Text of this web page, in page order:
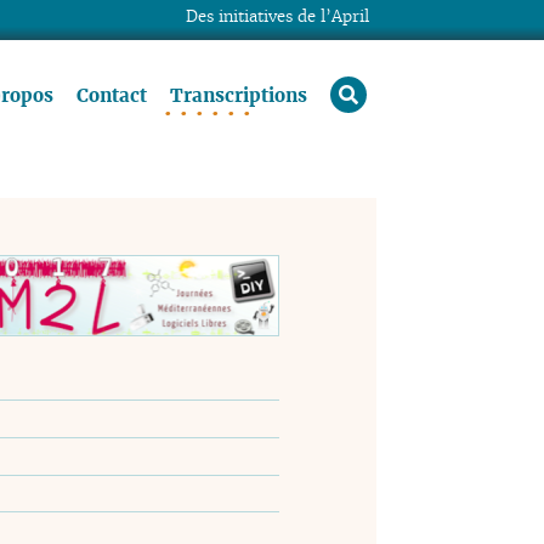
Contact Transcriptions rechercher
Des initiatives de l’April